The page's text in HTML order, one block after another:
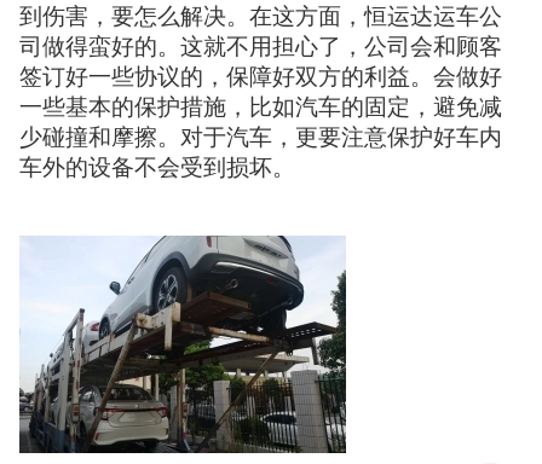
到伤害，要怎么解决。在这方面，恒运达运车公
司做得蛮好的。这就不用担心了，公司会和顾客
签订好一些协议的，保障好双方的利益。会做好
一些基本的保护措施，比如汽车的固定，避免减
少碰撞和摩擦。对于汽车，更要注意保护好车内
车外的设备不会受到损坏。